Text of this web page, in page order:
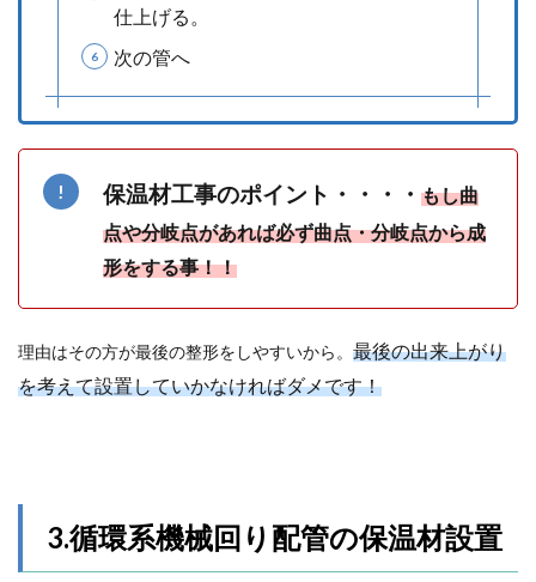
仕上げる。
次の管へ
保温材工事のポイント・・・・ もし曲
点や分岐点があれば必ず曲点・分岐点から成
形をする事！！
理由はその方が最後の整形をしやすいから。 最後の出来上がり
を考えて設置していかなければダメです！
3.循環系機械回り配管の保温材設置